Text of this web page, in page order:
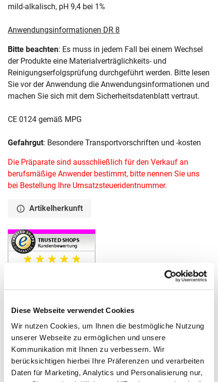
Diese Webseite verwendet Cookies
Wir nutzen Cookies, um Ihnen die bestmögliche Nutzung
unserer Webseite zu ermöglichen und unsere
Kommunikation mit Ihnen zu verbessern. Wir
berücksichtigen hierbei Ihre Präferenzen und verarbeiten
Daten für Marketing, Analytics und Personalisierung nur,
mild-alkalisch, pH 9,4 bei 1%
Anwendungsinformationen DR 8
Bitte beachten: Es muss in jedem Fall bei einem Wechsel
der Produkte eine Materialverträglichkeits- und
Reinigungserfolgsprüfung durchgeführt werden. Bitte lesen
Sie vor der Anwendung die Anwendungsinformationen und
machen Sie sich mit dem Sicherheitsdatenblatt vertraut.
CE 0124 gemäß MPG
Gefahrgut: Besondere Transportvorschriften und -kosten
Die Präparate sind ausschließlich für den Verkauf an
berufsmäßige Anwender bestimmt, bitte nennen Sie uns
bei Bestellung Ihre Umsatzsteueridentnummer.
Artikelherkunft
Abgesichert durch Trusted Shops
Versand aus Deutschland
Passendes Zubehör von ALLPAX
Zubehör überspringen